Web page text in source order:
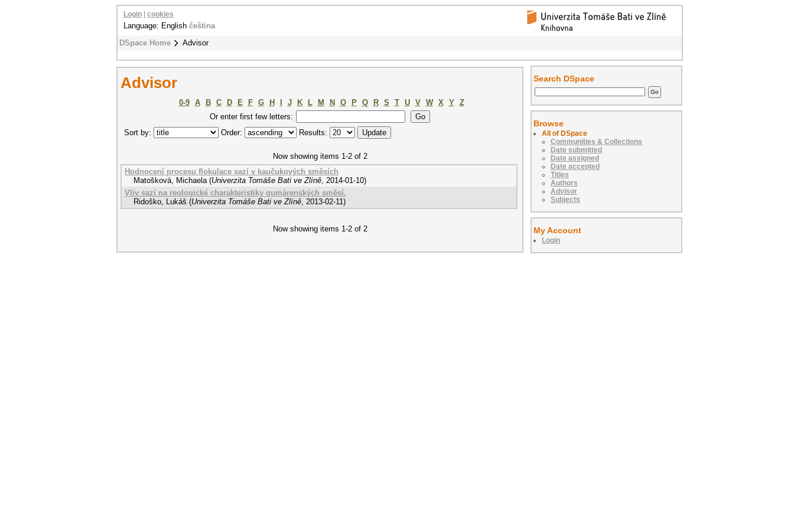
DSpace Home Advisor
Login cookies
Language: English čeština
Advisor
0-9 A B C D E F G H J K L M N O P Q R S T U V W X Y
Z
Or enter first few letters:
Sort by:
Order: Results:
Now showing items 1-2 of 2
Hodnocení procesu flokulace sazí v kaučukových směsích
Matošková, Michaela (Univerzita Tomáše Bati ve Zlíně, 2014-01-10)
Vliv sazí na reologické charakteristiky gumárenských směsí.
Ridoško, Lukáš (Univerzita Tomáše Bati ve Zlíně, 2013-02-11)
Now showing items 1-2 of 2
Search DSpace
Browse
All of DSpace
Communities & Collections
Date submitted
Date assigned
Date accepted
Titles
Authors
Advisor
Subjects
My Account
Login